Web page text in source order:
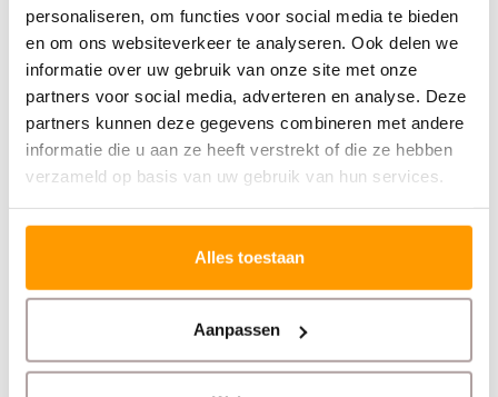
personaliseren, om functies voor social media te bieden
en om ons websiteverkeer te analyseren. Ook delen we
informatie over uw gebruik van onze site met onze
partners voor social media, adverteren en analyse. Deze
partners kunnen deze gegevens combineren met andere
informatie die u aan ze heeft verstrekt of die ze hebben
verzameld op basis van uw gebruik van hun services.
Alles toestaan
Aanpassen
WLAN-modulevoor draadloos printen
Extra mediahoudersvoor eenvoudig wisselen
van rollen
Met de Zebra ZT610 haal je een slimme, compacte
printer in huis die perfect is voor omgevingen waar
nauwkeurigheid en gebruiksgemak centraal staan. Of je
nu barcodes, kleine labels of ingewikkelde lay-outs print,
de ZT610 levert telkens weer strakke en betrouwbare
resultaten!
Specificaties